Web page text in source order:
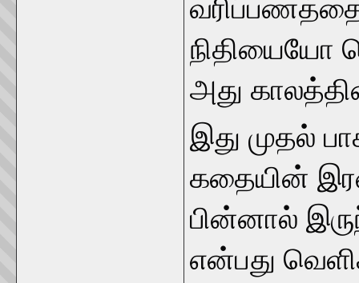
நிதியையோ
அது
இது முதல்
கதையின்
பின்னால்
என்பது